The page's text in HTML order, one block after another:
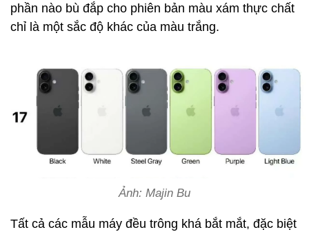
phần nào bù đắp cho phiên bản màu xám thực chất
chỉ là một sắc độ khác của màu trắng.
Ảnh: Majin Bu
Tất cả các mẫu máy đều trông khá bắt mắt, đặc biệt